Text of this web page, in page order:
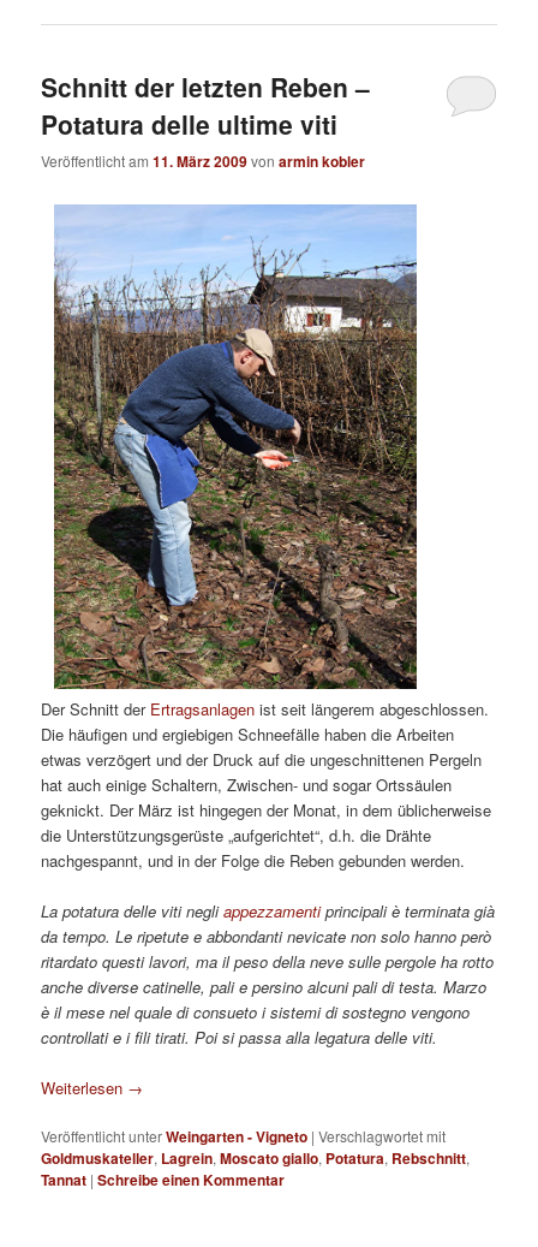
Schnitt der letzten Reben –
Potatura delle ultime viti
Veröffentlicht am11. März 2009vonarmin kobler
Der Schnitt der Ertragsanlagen ist seit längerem abgeschlossen.
Die häufigen und ergiebigen Schneefälle haben die Arbeiten
etwas verzögert und der Druck auf die ungeschnittenen Pergeln
hat auch einige Schaltern, Zwischen- und sogar Ortssäulen
geknickt. Der März ist hingegen der Monat, in dem üblicherweise
die Unterstützungsgerüste „aufgerichtet“, d.h. die Drähte
nachgespannt, und in der Folge die Reben gebunden werden.
La potatura delle viti negliappezzamentiprincipali è terminata già
da tempo. Le ripetute e abbondanti nevicate non solo hanno però
ritardato questi lavori, ma il peso della neve sulle pergole ha rotto
anche diverse catinelle, pali e persino alcuni pali di testa. Marzo
è il mese nel quale di consueto i sistemi di sostegno vengono
controllati e i fili tirati. Poi si passa alla legatura delle viti.
Weiterlesen →
Veröffentlicht unterWeingarten - Vigneto |Verschlagwortet mit
Goldmuskateller, Lagrein,Moscato giallo, Potatura, Rebschnitt,
Tannat |Schreibe einen Kommentar